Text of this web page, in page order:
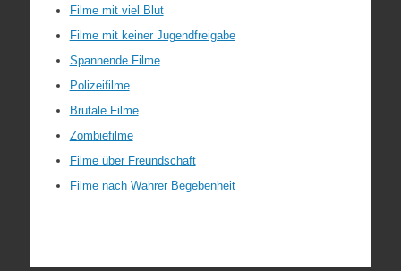
Filme mit viel Blut
Filme mit keiner Jugendfreigabe
Spannende Filme
Polizeifilme
Brutale Filme
Zombiefilme
Filme über Freundschaft
Filme nach Wahrer Begebenheit